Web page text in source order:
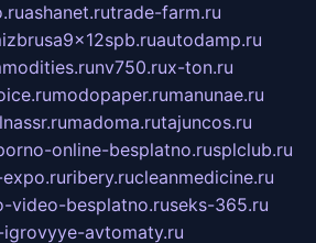
ashanet.rutrade-farm.ru
autodamp.ru
nv750.rux-ton.ru
modopaper.rumanunae.ru
madoma.rutajuncos.ru
online-besplatno.rusplclub.ru
ribery.rucleanmedicine.ru
video-besplatno.ruseks-365.ru
avtomaty.ru